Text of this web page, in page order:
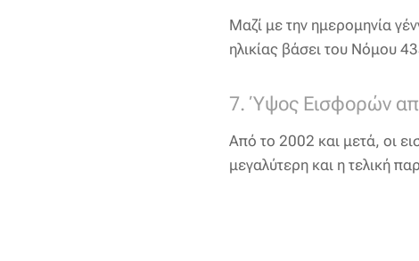
Μαζί με την ημερομηνία
ηλικίας βάσει του Νόμου
7. Ύψος Εισφορών
Από το 2002 και μετά, οι
μεγαλύτερη και η τελική